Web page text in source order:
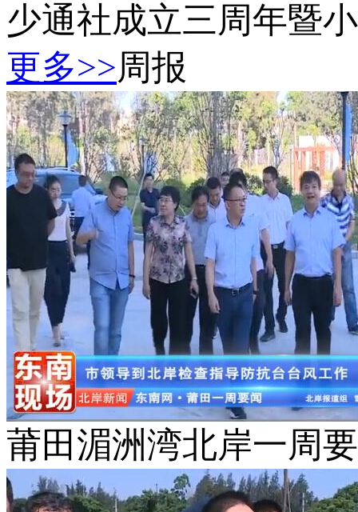
少通社成立三周年暨
更多>>周报
莆田湄洲湾北岸一周